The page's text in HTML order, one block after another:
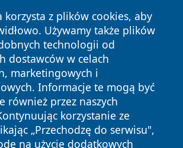
korzysta z plików cookies, aby
Używamy także plików
technologii od
dostawców w celach
marketingowych i
Informacje te mogą być
również przez naszych
korzystanie ze
„Przechodzę do serwisu",
na użycie dodatkowych
Wszystkie prawa
Polityka
Prywatności
Polityka
Cookies